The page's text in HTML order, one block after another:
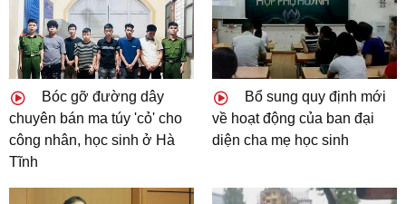
Bóc gỡ đường dây
chuyên bán ma túy 'cỏ' cho
công nhân, học sinh ở Hà
Tĩnh
Bổ sung quy định mới
về hoạt động của ban đại
diện cha mẹ học sinh